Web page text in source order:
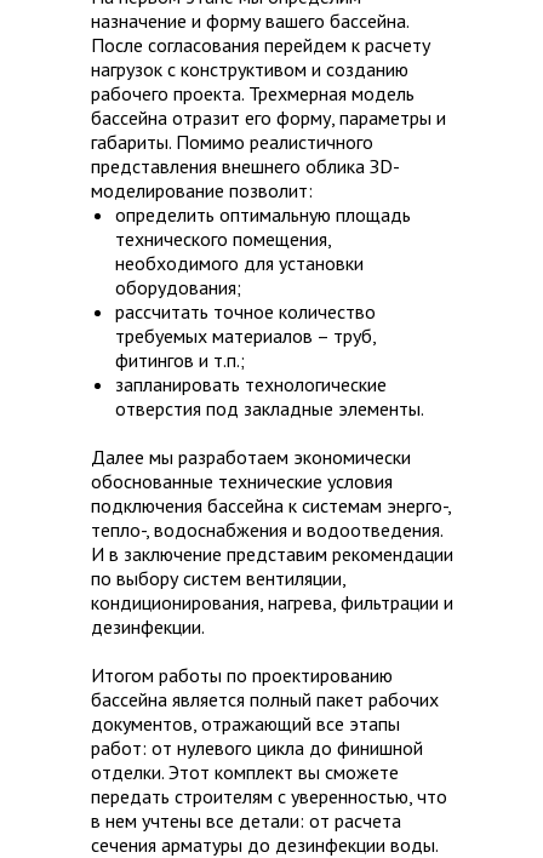
назначение и форму вашего бассейна.
После согласования перейдем к расчету
нагрузок с конструктивом и созданию
рабочего проекта. Трехмерная модель
бассейна отразит его форму, параметры и
габариты. Помимо реалистичного
представления внешнего облика ЗD-
моделирование позволит:
определить оптимальную площадь
технического помещения,
необходимого для установки
оборудования;
рассчитать точное количество
требуемых материалов – труб,
фитингов и т.п.;
запланировать технологические
отверстия под закладные элементы.
Далее мы разработаем экономически
обоснованные технические условия
подключения бассейна к системам энерго-,
тепло-, водоснабжения и водоотведения.
И в заключение представим рекомендации
по выбору систем вентиляции,
кондиционирования, нагрева, фильтрации и
дезинфекции.
Итогом работы по проектированию
бассейна является полный пакет рабочих
документов, отражающий все этапы
работ: от нулевого цикла до финишной
отделки. Этот комплект вы сможете
передать строителям с уверенностью, что
в нем учтены все детали: от расчета
сечения арматуры до дезинфекции воды.